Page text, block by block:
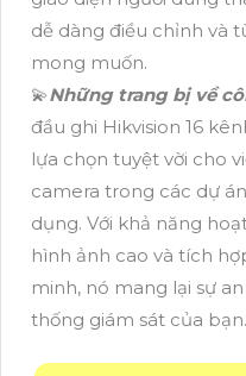
dễ dàng điều chỉnh và
mong muốn.
💫Những trang bị về
đầu ghi Hikvision 16
lựa chọn tuyệt vời cho
camera trong các dự
dụng. Với khả năng
hình ảnh cao và tích
minh, nó mang lại sự
thống giám sát của bạn.